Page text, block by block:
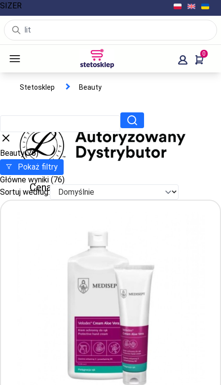
0
Stetosklep Beauty
Cena
AKCEPTUJ
SIZER
Beauty(76)
Pokaż filtry
Główne wyniki (76)
Sortuj według: